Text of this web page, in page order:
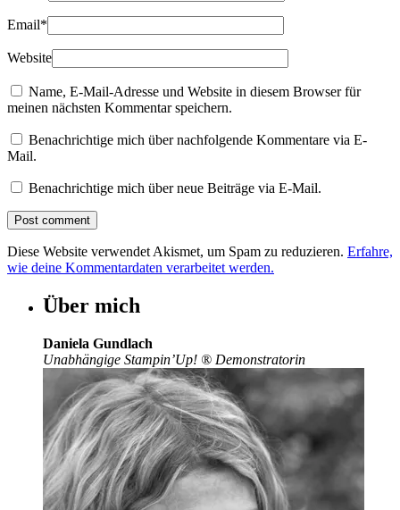
Email*
Website
Name, E-Mail-Adresse und Website in diesem Browser für
meinen nächsten Kommentar speichern.
Benachrichtige mich über nachfolgende Kommentare via E-
Mail.
Benachrichtige mich über neue Beiträge via E-Mail.
Diese Website verwendet Akismet, um Spam zu reduzieren. Erfahre,
wie deine Kommentardaten verarbeitet werden.
Über mich
Daniela Gundlach
Unabhängige Stampin’Up! ® Demonstratorin